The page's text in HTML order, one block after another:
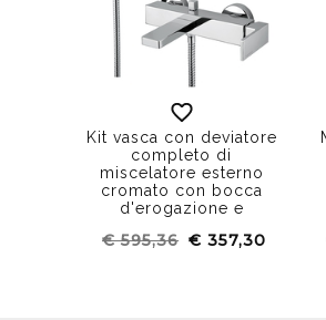
Kit vasca con deviatore
completo di
miscelatore esterno
cromato con bocca
d'erogazione e
stile squadrato - Tetris,
€ 595,36 € 357,30